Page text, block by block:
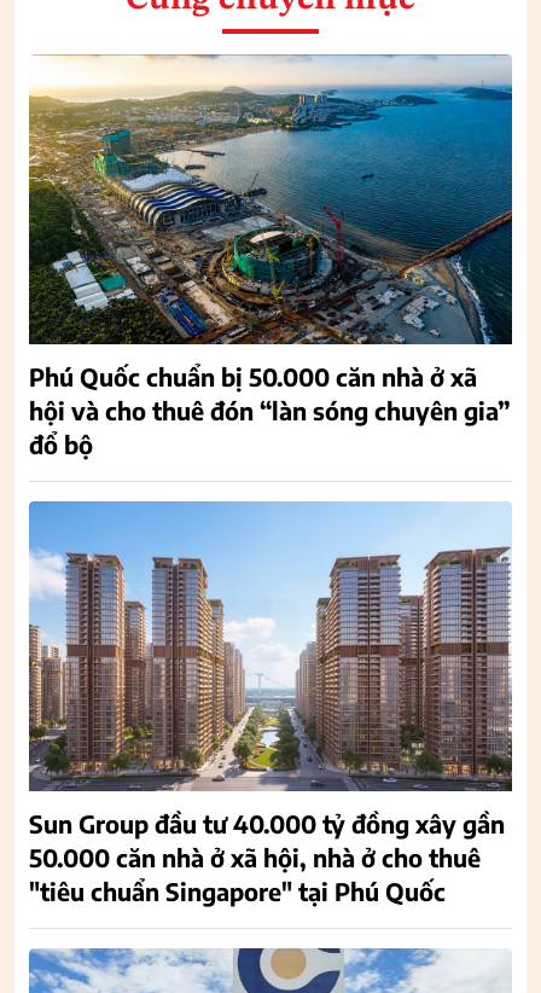
Phú Quốc chuẩn bị 50.000 căn nhà ở xã
hội và cho thuê đón “làn sóng chuyên gia”
đổ bộ
Sun Group đầu tư 40.000 tỷ đồng xây gần
50.000 căn nhà ở xã hội, nhà ở cho thuê
"tiêu chuẩn Singapore" tại Phú Quốc